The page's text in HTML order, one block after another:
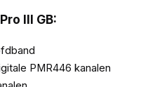
III GB:
PMR446 kanalen